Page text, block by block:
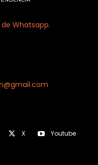
Whatsapp.
X Youtube